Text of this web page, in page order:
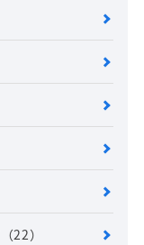
（22）